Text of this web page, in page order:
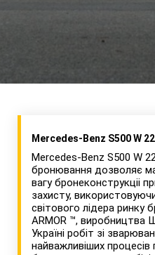
Mercedes-Benz S500 W
Mercedes-Benz S500 W
бронювання дозволяє
вагу бронеконструкціі
захисту,
світового лідера ринку
ARMOR ™, виробництва
Україні робіт зі
найважливіших процесів